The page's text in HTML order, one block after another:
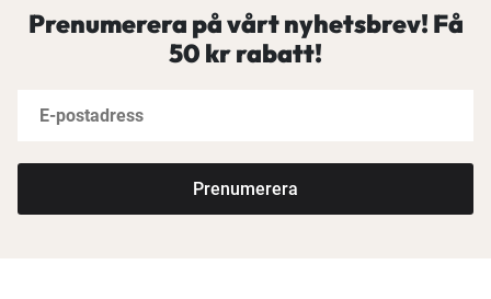
Prenumerera på vårt nyhetsbrev! Få
50 kr rabatt!
Prenumerera